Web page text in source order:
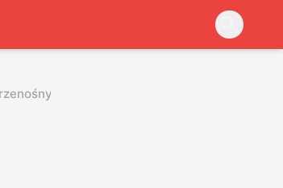
pecetów do gier